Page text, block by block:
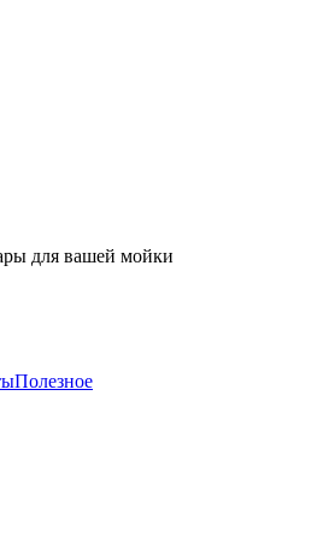
для вашей мойки
Полезное